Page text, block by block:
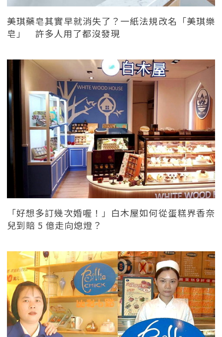
美琪藥皂其實早就消失了？一紙法規改名「美琪樂
皂」 許多人用了都沒發現
「好想多訂幾次婚喔！」白木屋如何從蛋糕界香奈
兒到賠 5 億走向熄燈？